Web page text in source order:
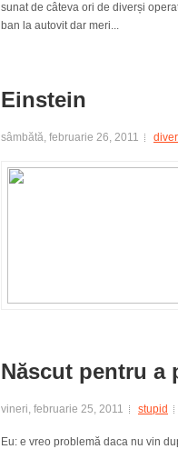
sunat de câteva ori de diverși
ban la autovit dar meri...
Einstein
sâmbătă, februarie 26, 2011
Născut pentru a
vineri, februarie 25, 2011 stupid
Eu: e vreo problemă daca nu vin